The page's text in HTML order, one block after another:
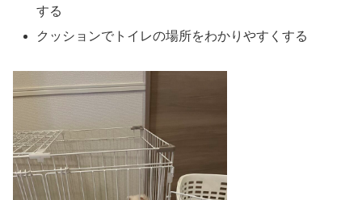
する
クッションでトイレの場所をわかりやすくする